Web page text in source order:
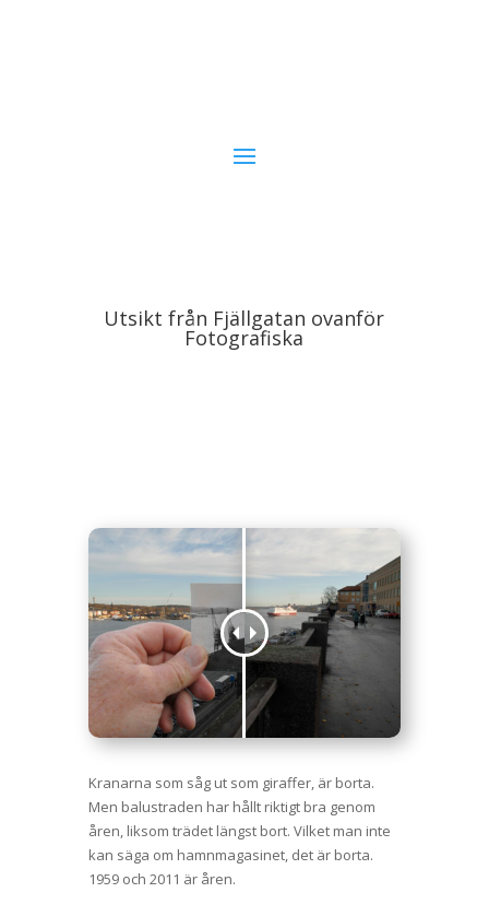
Utsikt från Fjällgatan ovanför
Fotografiska
Kranarna som såg ut som giraffer, är borta.
Men balustraden har hållt riktigt bra genom
åren, liksom trädet längst bort. Vilket man inte
kan säga om hamnmagasinet, det är borta.
1959 och 2011 är åren.